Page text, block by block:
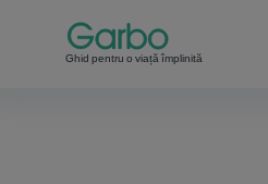
Ghid pentru o viață împlinită